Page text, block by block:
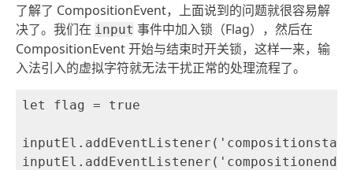
了解了 CompositionEvent，上面说到的问题就很容易解
决了。我们在 input 事件中加入锁（Flag），然后在
CompositionEvent 开始与结束时开关锁，这样一来，输
入法引入的虚拟字符就无法干扰正常的处理流程了。
let flag = true